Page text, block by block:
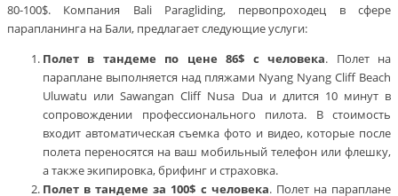
80-100$. Компания Bali Paragliding, первопроходец в сфере
парапланинга на Бали, предлагает следующие услуги:
Полет в тандеме по цене 86$ с человека. Полет на
параплане выполняется над пляжами Nyang Nyang Cliff Beach
Uluwatu или Sawangan Cliff Nusa Dua и длится 10 минут в
сопровождении профессионального пилота. В стоимость
входит автоматическая съемка фото и видео, которые после
полета переносятся на ваш мобильный телефон или флешку,
а также экипировка, брифинг и страховка.
Полет в тандеме за 100$ с человека. Полет на параплане